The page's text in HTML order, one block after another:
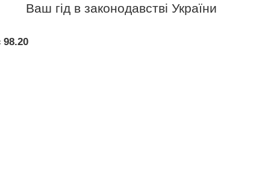
Ваш гід в законодавстві України
98.20